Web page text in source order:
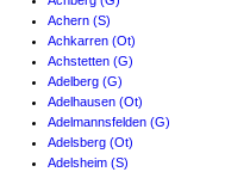
Achern (S)
Achkarren (Ot)
Achstetten (G)
Adelberg (G)
Adelhausen (Ot)
Adelmannsfelden (G)
Adelsberg (Ot)
Adelsheim (S)